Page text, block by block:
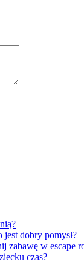
jest dobry pomysł?
zabawę w escape
czas?